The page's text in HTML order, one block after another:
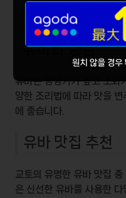
있는 맛집들이 많
유바의 장점
유바는 영양가가 높고 소화
양한 조리법에 따라 맛을 변
에 좋습니다.
유바 맛집 추천
교토의 유명한 유바 맛집 중
은 신선한 유바를 사용한
원치 않을 경우